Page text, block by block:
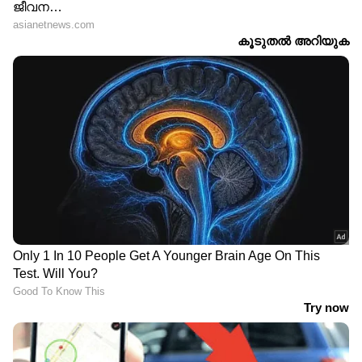
ഏഷ്യാനെറ്റ് ന്യൂസ് മലയാളത്തിലൂടെHealth
അറിയൂ.Food and Recipesതുടങ്ങി
മികച്ച ജീവിതം നയിക്കാൻ സഹായിക്കുന്ന
ടിപ്സുകളും ലേഖനങ്ങളും — നിങ്ങളുടെ
ദിവസങ്ങളെ കൂടുതൽ മനോഹരമാക്കാൻ
Asianet News Malayalam
ABOUT THE AUTHOR
RS Resmi Sreekumar
2018 മുതല്‍ ഏഷ്യാനെറ്റ് ന്യൂസ് ഓണ്‍ലൈനില്‍
പ്രവര്‍ത്തിക്കുന്നു. നിലവില്‍ സീനിയർ സബ് എഡിറ്റര്‍.
ജേണലിസത്തിൽ ബിരുദവും മാസ്
കമ്യൂണിക്കേഷനിൽ പിജി ഡിപ്ലോമയും നേടി. ആരോ​